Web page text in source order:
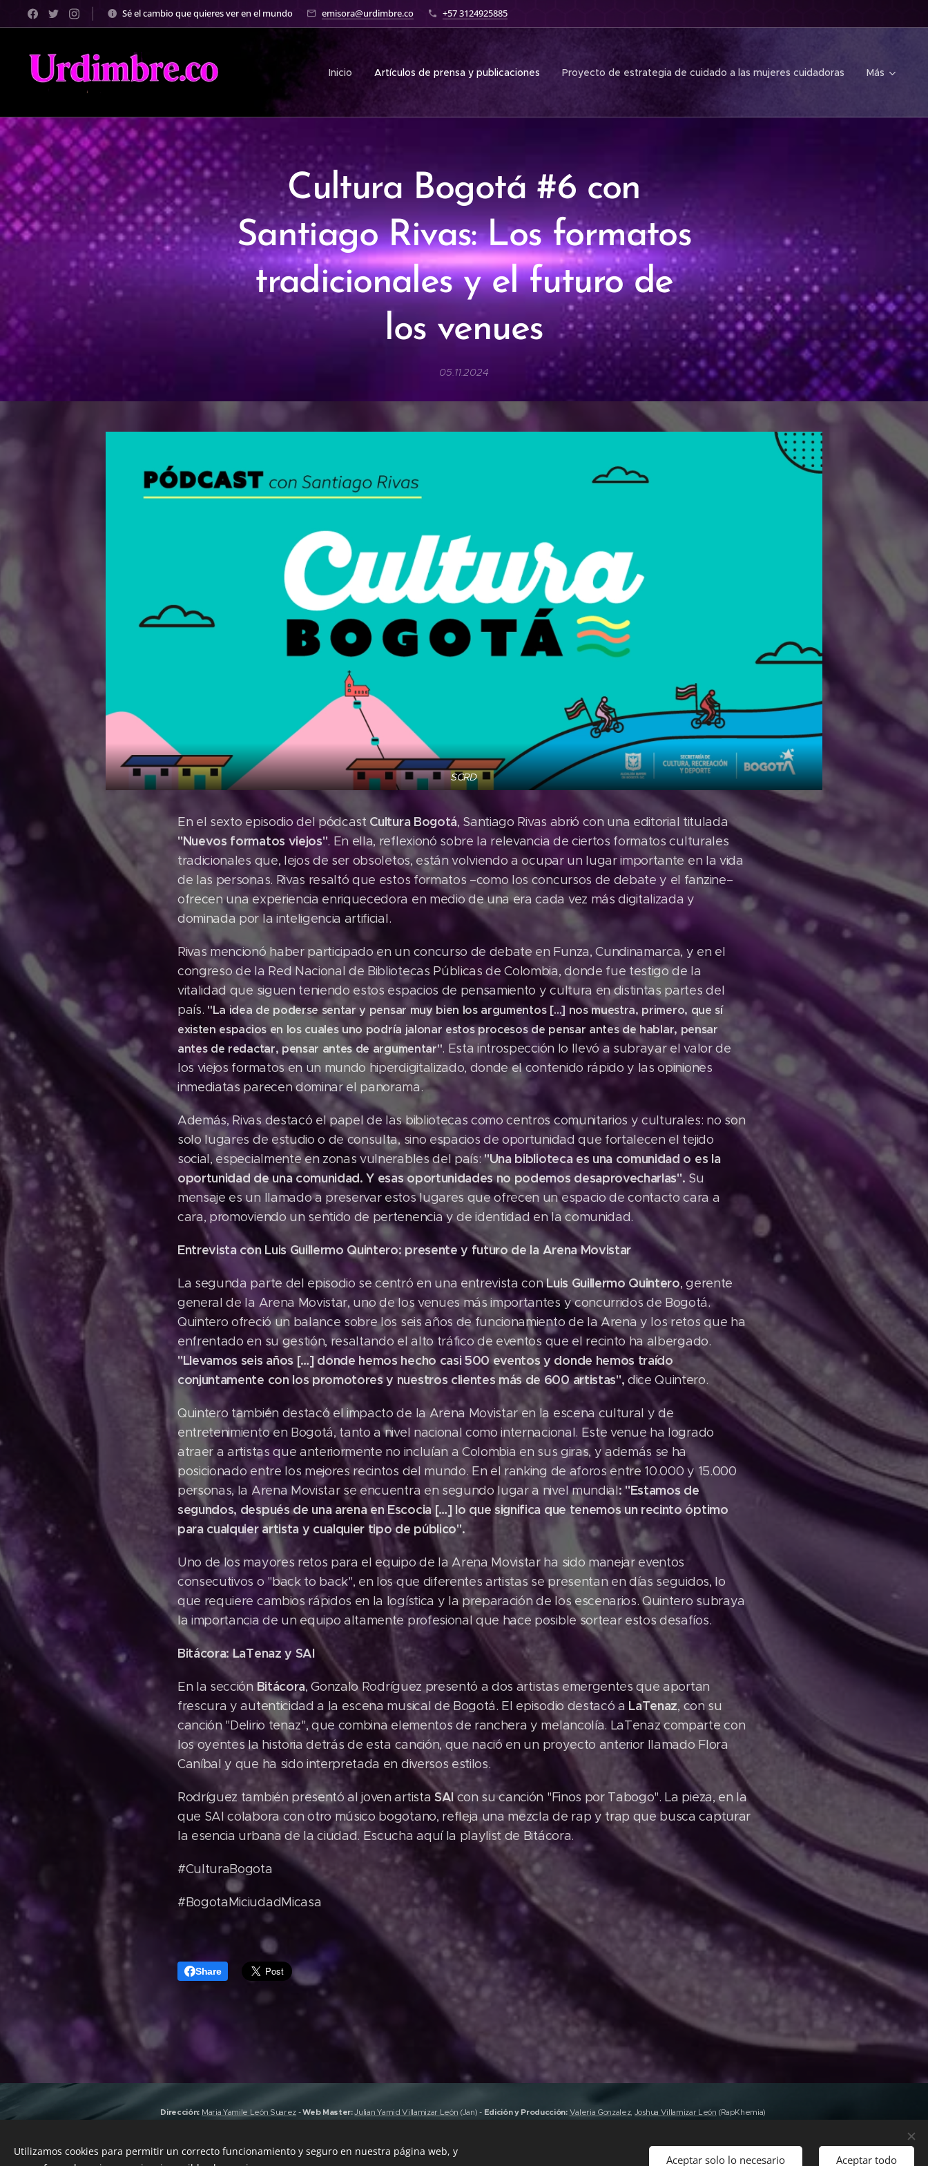
Sé el cambio que quieres ver en el mundo emisora@urdimbre.co +57 3124925885
Inicio Artículos de prensa y publicaciones Proyecto de estrategia de cuidado a las mujeres cuidadoras Más
Cultura Bogotá #6 con
Santiago Rivas: Los formatos
tradicionales y el futuro de
los venues
05.11.2024
SCRD
En el sexto episodio del pódcast Cultura Bogotá, Santiago Rivas abrió con una editorial titulada
"Nuevos formatos viejos". En ella, reflexionó sobre la relevancia de ciertos formatos culturales
tradicionales que, lejos de ser obsoletos, están volviendo a ocupar un lugar importante en la vida
de las personas. Rivas resaltó que estos formatos –como los concursos de debate y el fanzine–
ofrecen una experiencia enriquecedora en medio de una era cada vez más digitalizada y
dominada por la inteligencia artificial.
Rivas mencionó haber participado en un concurso de debate en Funza, Cundinamarca, y en el
congreso de la Red Nacional de Bibliotecas Públicas de Colombia, donde fue testigo de la
vitalidad que siguen teniendo estos espacios de pensamiento y cultura en distintas partes del
país. "La idea de poderse sentar y pensar muy bien los argumentos […] nos muestra, primero, que sí
existen espacios en los cuales uno podría jalonar estos procesos de pensar antes de hablar, pensar
antes de redactar, pensar antes de argumentar". Esta introspección lo llevó a subrayar el valor de
los viejos formatos en un mundo hiperdigitalizado, donde el contenido rápido y las opiniones
inmediatas parecen dominar el panorama.
Además, Rivas destacó el papel de las bibliotecas como centros comunitarios y culturales: no son
solo lugares de estudio o de consulta, sino espacios de oportunidad que fortalecen el tejido
social, especialmente en zonas vulnerables del país: "Una biblioteca es una comunidad o es la
oportunidad de una comunidad. Y esas oportunidades no podemos desaprovecharlas". Su
mensaje es un llamado a preservar estos lugares que ofrecen un espacio de contacto cara a
cara, promoviendo un sentido de pertenencia y de identidad en la comunidad.
Entrevista con Luis Guillermo Quintero: presente y futuro de la Arena Movistar
La segunda parte del episodio se centró en una entrevista conLuis Guillermo Quintero, gerente
general de la Arena Movistar, uno de los venues más importantes y concurridos de Bogotá.
Quintero ofreció un balance sobre los seis años de funcionamiento de la Arena y los retos que ha
enfrentado en su gestión, resaltando el alto tráfico de eventos que el recinto ha albergado.
"Llevamos seis años […] donde hemos hecho casi 500 eventos y donde hemos traído
conjuntamente con los promotores y nuestros clientes más de 600 artistas", dice Quintero.
Quintero también destacó el impacto de la Arena Movistar en la escena cultural y de
entretenimiento en Bogotá, tanto a nivel nacional como internacional. Este venue ha logrado
atraer a artistas que anteriormente no incluían a Colombia en sus giras, y además se ha
posicionado entre los mejores recintos del mundo. En el ranking de aforos entre 10.000 y 15.000
personas, la Arena Movistar se encuentra en segundo lugar a nivel mundial: "Estamos de
segundos, después de una arena en Escocia […] lo que significa que tenemos un recinto óptimo
para cualquier artista y cualquier tipo de público".
Uno de los mayores retos para el equipo de la Arena Movistar ha sido manejar eventos
consecutivos o "back to back", en los que diferentes artistas se presentan en días seguidos, lo
que requiere cambios rápidos en la logística y la preparación de los escenarios. Quintero subraya
la importancia de un equipo altamente profesional que hace posible sortear estos desafíos.
Bitácora: LaTenaz y SAI
En la sección Bitácora, Gonzalo Rodríguez presentó a dos artistas emergentes que aportan
frescura y autenticidad a la escena musical de Bogotá. El episodio destacó a LaTenaz, con su
canción "Delirio tenaz", que combina elementos de ranchera y melancolía. LaTenaz comparte con
los oyentes la historia detrás de esta canción, que nació en un proyecto anterior llamado Flora
Caníbal y que ha sido interpretada en diversos estilos.
Rodríguez también presentó al joven artista SAIcon su canción "Finos por Tabogo". La pieza, en la
que SAI colabora con otro músico bogotano, refleja una mezcla de rap y trap que busca capturar
la esencia urbana de la ciudad. Escucha aquí la playlist de Bitácora.
#CulturaBogota
#BogotaMiciudadMicasa
Share
Dirección: Maria Yamile León Suarez -Web Master:Julian Yamid Villamizar León (Jan) - Edición y Producción: Valeria Gonzalez, Joshua Villamizar León (RapKhemia)
Utilizamos cookies para permitir un correcto funcionamiento y seguro en nuestra página web, y
Aceptar solo lo necesario Aceptar todo